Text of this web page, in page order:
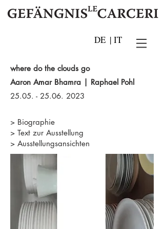
DE | IT
where do the clouds go
Aaron Amar Bhamra | Raphael Pohl
25.05. - 25.06. 2023
> Biographie
> Text zur Ausstellung
> Ausstellungsansichten